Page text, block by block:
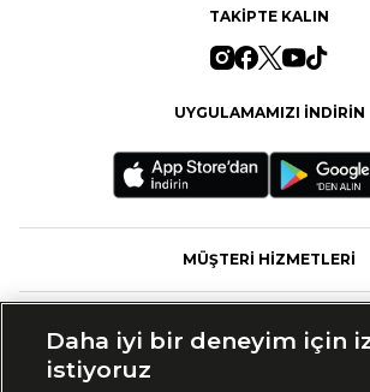
TAKİPTE KALIN
UYGULAMAMIZI İNDİRİN
MÜŞTERİ HİZMETLERİ
Daha iyi bir deneyim için
istiyoruz